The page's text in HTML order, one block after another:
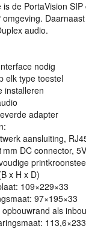
de PortaVision SIP
audio.
nodig
elk type toestel
installeren
adapter
aansluiting,
DC connector,
x H x D)
109×229×33
97×195×33
opbouwrand als